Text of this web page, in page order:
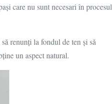
care nu sunt necesari în procesul
renunți la fondul de ten și să
un aspect natural.